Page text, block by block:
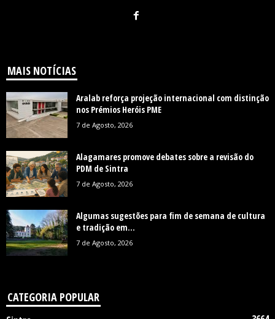
MAIS NOTÍCIAS
Aralab reforça projeção internacional com distinção
nos Prémios Heróis PME
7 de Agosto, 2026
Alagamares promove debates sobre a revisão do
PDM de Sintra
7 de Agosto, 2026
Algumas sugestões para fim de semana de cultura
e tradição em...
7 de Agosto, 2026
CATEGORIA POPULAR